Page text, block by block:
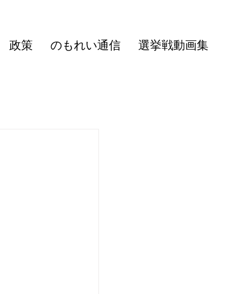
政策 のもれい通信 選挙戦動画集